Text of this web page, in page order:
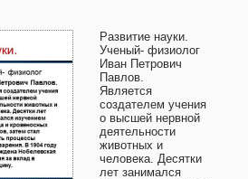
Развитие науки.
Ученый- физиолог
Иван Петрович
Павлов.
Является
создателем учения
о высшей нервной
деятельности
животных и
человека. Десятки
лет занимался